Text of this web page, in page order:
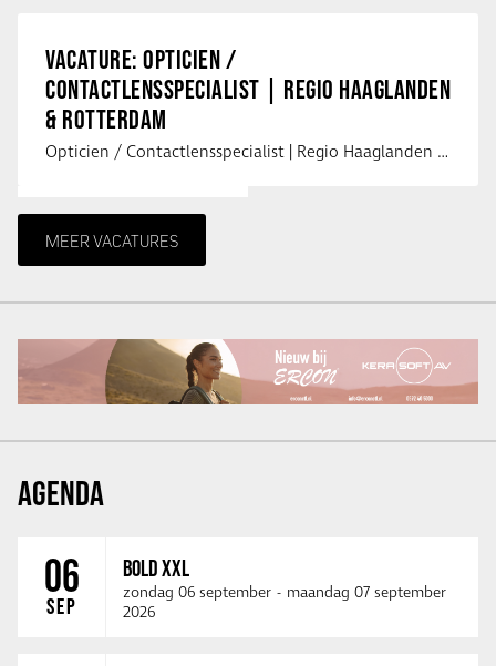
VACATURE: OPTICIEN /
CONTACTLENSSPECIALIST | REGIO HAAGLANDEN
& ROTTERDAM
Opticien / Contactlensspecialist | Regio Haaglanden & Rotterdam Saludos uit …
MEER VACATURES
AGENDA
06
SEP
BOLD XXL
zondag 06 september - maandag 07 september
2026